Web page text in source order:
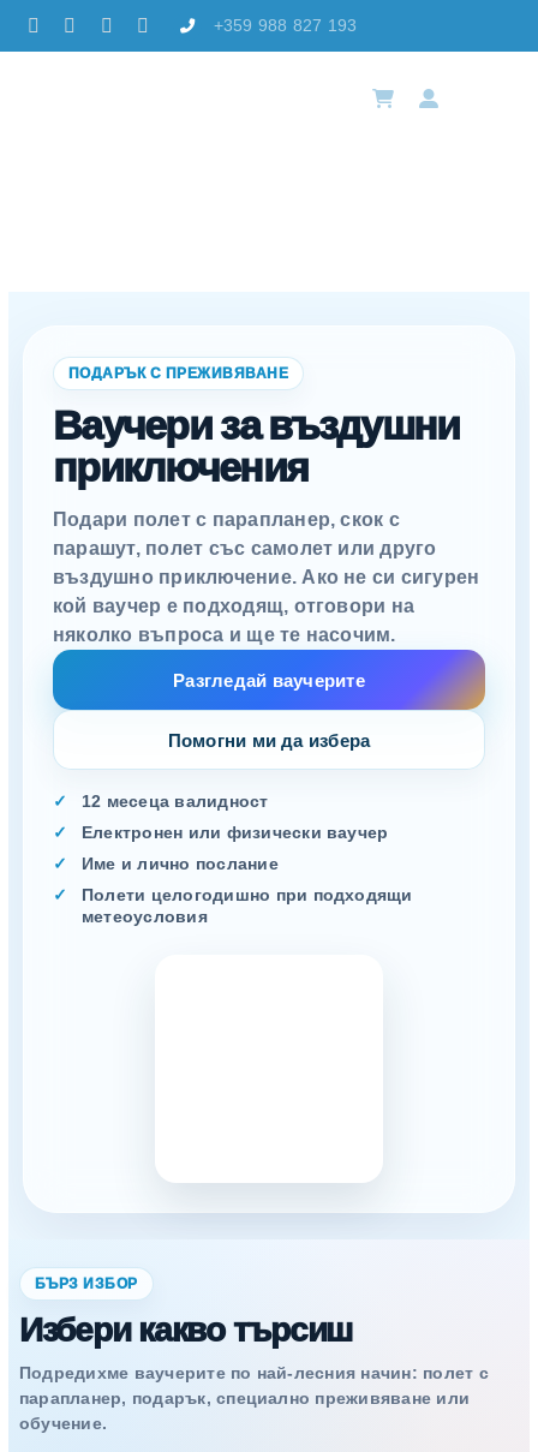
Skip
to
+359 988 827 193
ПОДАРЪК С ПРЕЖИВЯВАНЕ
Ваучери за въздушни
приключения
Подари полет с парапланер, скок с
парашут, полет със самолет или друго
въздушно приключение. Ако не си сигурен
кой ваучер е подходящ, отговори на
няколко въпроса и ще те насочим.
Разгледай ваучерите
Помогни ми да избера
12 месеца валидност
Електронен или физически ваучер
Име и лично послание
Полети целогодишно при подходящи
метеоусловия
БЪРЗ ИЗБОР
Избери какво търсиш
Подредихме ваучерите по най-лесния начин: полет с
парапланер, подарък, специално преживяване или
обучение.